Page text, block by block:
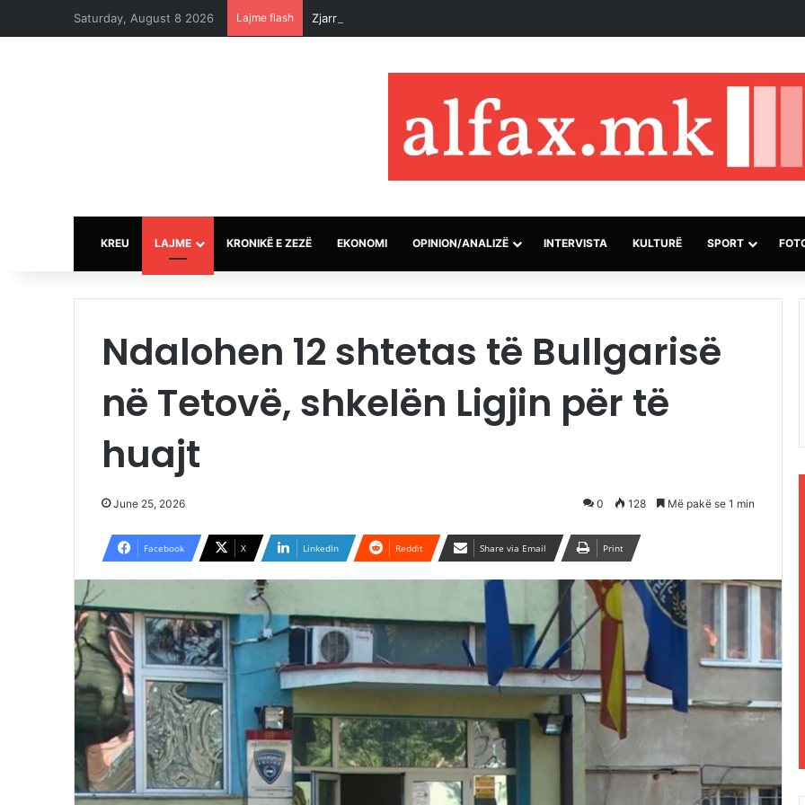
Saturday, August 8 2026 Lajme flash Zjarret djegin 45,000 hektarë në rajonin e Atikës në Greqi brenda 91 orëve
KREU LAJME KRONIKË E ZEZË EKONOMI OPINION/ANALIZË INTERVISTA KULTURË SPORT
Ndalohen 12 shtetas të Bullgarisë
në Tetovë, shkelën Ligjin për të
huajt
June 25, 2026 0 128 Më pakë se 1 min
Facebook X LinkedIn Reddit Share via Email Print